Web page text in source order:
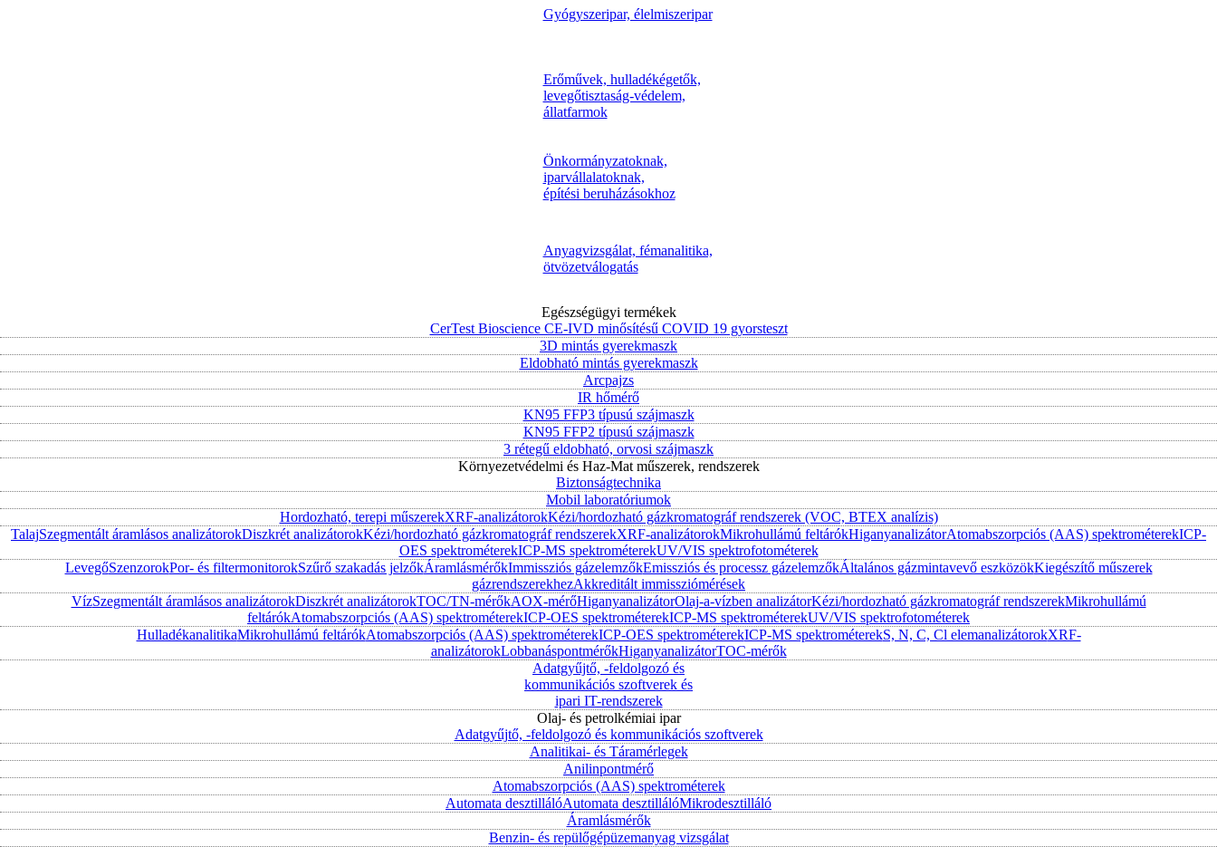
Gyógyszeripar, élelmiszeripar
Erőművek, hulladékégetők,
levegőtisztaság-védelem,
állatfarmok
Önkormányzatoknak,
iparvállalatoknak,
építési beruházásokhoz
Anyagvizsgálat, fémanalitika,
ötvözetválogatás
Egészségügyi termékek
CerTest Bioscience CE-IVD minősítésű COVID 19 gyorsteszt
3D mintás gyerekmaszk
Eldobható mintás gyerekmaszk
Arcpajzs
IR hőmérő
KN95 FFP3 típusú szájmaszk
KN95 FFP2 típusú szájmaszk
3 rétegű eldobható, orvosi szájmaszk
Környezetvédelmi és Haz-Mat műszerek, rendszerek
Biztonságtechnika
Mobil laboratóriumok
Hordozható, terepi műszerekXRF-analizátorokKézi/hordozható gázkromatográf rendszerek (VOC, BTEX analízis)
TalajSzegmentált áramlásos analizátorokDiszkrét analizátorokKézi/hordozható gázkromatográf rendszerekXRF-analizátorokMikrohullámú feltárókHiganyanalizátorAtomabszorpciós (AAS) spektrométerekICP-
OES spektrométerekICP-MS spektrométerekUV/VIS spektrofotométerek
LevegőSzenzorokPor- és filtermonitorokSzűrő szakadás jelzőkÁramlásmérőkImmissziós gázelemzőkEmissziós és processz gázelemzőkÁltalános gázmintavevő eszközökKiegészítő műszerek
gázrendszerekhezAkkreditált immissziómérések
VízSzegmentált áramlásos analizátorokDiszkrét analizátorokTOC/TN-mérőkAOX-mérőHiganyanalizátorOlaj-a-vízben analizátorKézi/hordozható gázkromatográf rendszerekMikrohullámú
feltárókAtomabszorpciós (AAS) spektrométerekICP-OES spektrométerekICP-MS spektrométerekUV/VIS spektrofotométerek
HulladékanalitikaMikrohullámú feltárókAtomabszorpciós (AAS) spektrométerekICP-OES spektrométerekICP-MS spektrométerekS, N, C, Cl elemanalizátorokXRF-
analizátorokLobbanáspontmérőkHiganyanalizátorTOC-mérők
Adatgyűjtő, -feldolgozó és
kommunikációs szoftverek és
ipari IT-rendszerek
Olaj- és petrolkémiai ipar
Adatgyűjtő, -feldolgozó és kommunikációs szoftverek
Analitikai- és Táramérlegek
Anilinpontmérő
Atomabszorpciós (AAS) spektrométerek
Automata desztillálóAutomata desztillálóMikrodesztilláló
Áramlásmérők
Benzin- és repülőgépüzemanyag vizsgálat